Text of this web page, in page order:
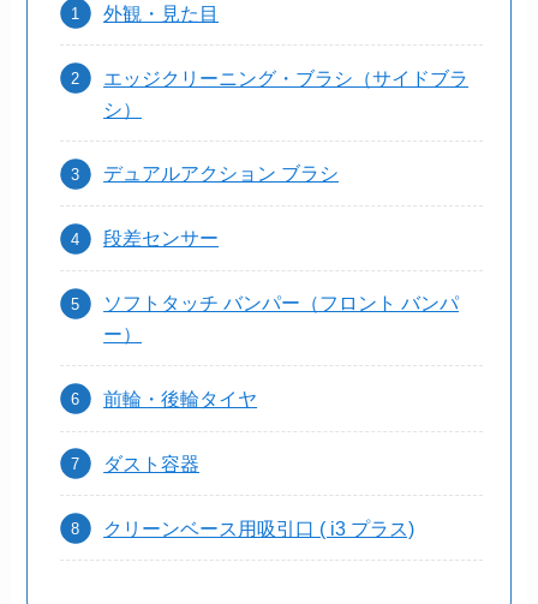
外観・見た目
エッジクリーニング・ブラシ（サイドブラ
シ）
デュアルアクション ブラシ
段差センサー
ソフトタッチ バンパー（フロント バンパ
ー）
前輪・後輪タイヤ
ダスト容器
クリーンベース用吸引口 ( i3 プラス)